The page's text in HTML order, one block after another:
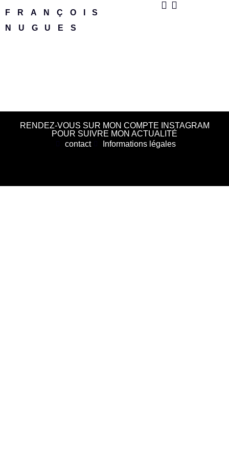
FRANÇOIS
NUGUES
RENDEZ-VOUS SUR MON COMPTE INSTAGRAM
POUR SUIVRE MON ACTUALITÉ
contact
Informations légales